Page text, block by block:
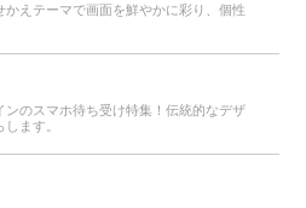
かえテーマで画面を鮮やかに彩り、個性
ンのスマホ待ち受け特集！伝統的なデザ
ます。